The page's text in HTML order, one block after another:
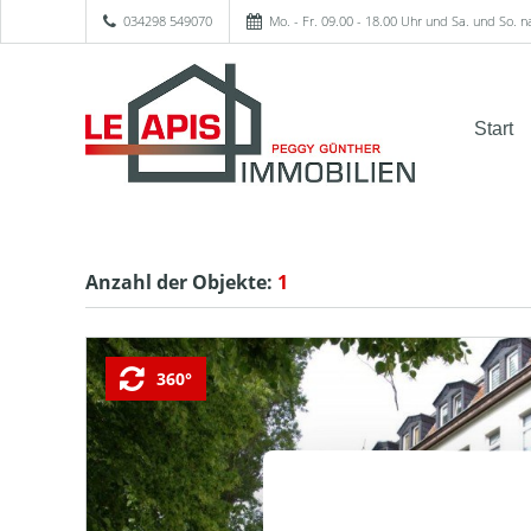
034298 549070 Mo. - Fr. 09.00 - 18.00 Uhr und Sa. und So.
Start
Anzahl der Objekte: 1
360°